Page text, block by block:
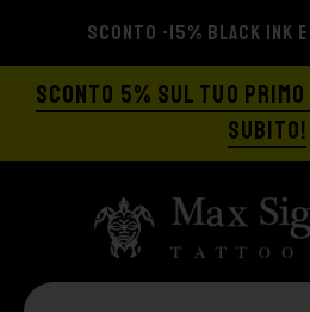
SPEDIZIONE
SCONTO 5% SUL TUO
SUBITO!